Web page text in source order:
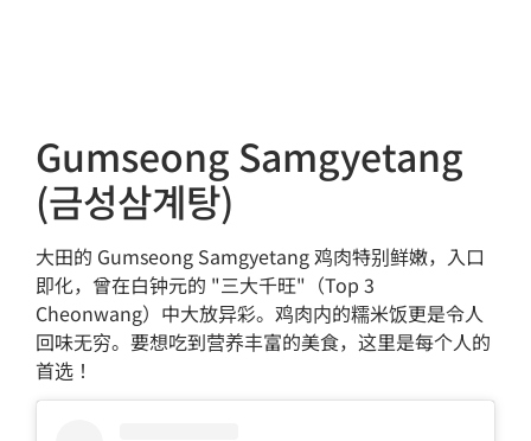
Gumseong Samgyetang
(금성삼계탕)
大田的 Gumseong Samgyetang 鸡肉特别鲜嫩，入口
即化，曾在白钟元的 "三大千旺"（Top 3
Cheonwang）中大放异彩。鸡肉内的糯米饭更是令人
回味无穷。要想吃到营养丰富的美食，这里是每个人的
首选！